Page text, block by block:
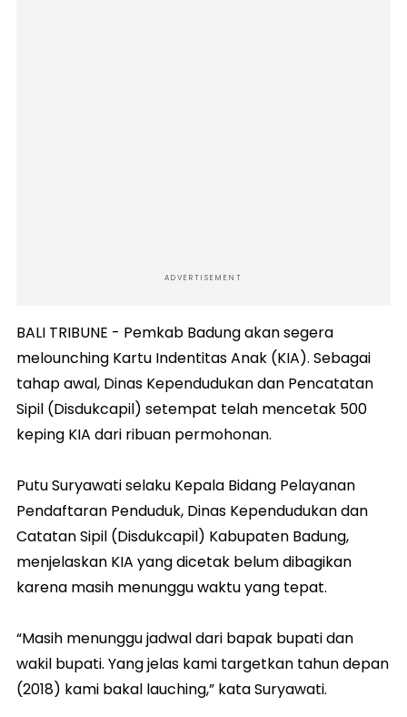
ADVERTISEMENT
BALI TRIBUNE - Pemkab Badung akan segera
melounching Kartu Indentitas Anak (KIA). Sebagai
tahap awal, Dinas Kependudukan dan Pencatatan
Sipil (Disdukcapil) setempat telah mencetak 500
keping KIA dari ribuan permohonan.
Putu Suryawati selaku Kepala Bidang Pelayanan
Pendaftaran Penduduk, Dinas Kependudukan dan
Catatan Sipil (Disdukcapil) Kabupaten Badung,
menjelaskan KIA yang dicetak belum dibagikan
karena masih menunggu waktu yang tepat.
“Masih menunggu jadwal dari bapak bupati dan
wakil bupati. Yang jelas kami targetkan tahun depan
(2018) kami bakal lauching,” kata Suryawati.